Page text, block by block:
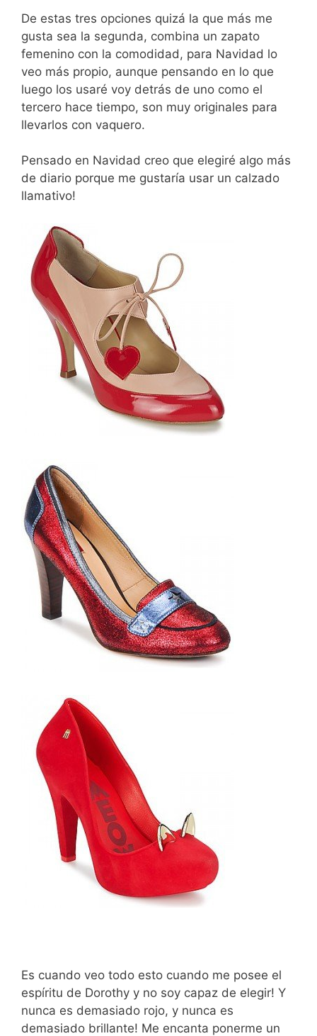
De estas tres opciones quizá la que más me
gusta sea la segunda, combina un zapato
femenino con la comodidad, para Navidad lo
veo más propio, aunque pensando en lo que
luego los usaré voy detrás de uno como el
tercero hace tiempo, son muy originales para
llevarlos con vaquero.
Pensado en Navidad creo que elegiré algo más
de diario porque me gustaría usar un calzado
llamativo!
Es cuando veo todo esto cuando me posee el
espíritu de Dorothy y no soy capaz de elegir! Y
nunca es demasiado rojo, y nunca es
demasiado brillante! Me encanta ponerme un